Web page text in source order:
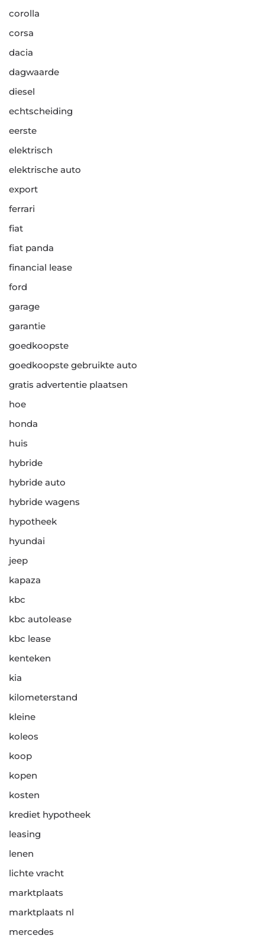
corolla
corsa
dacia
dagwaarde
diesel
echtscheiding
eerste
elektrisch
elektrische auto
export
ferrari
fiat
fiat panda
financial lease
ford
garage
garantie
goedkoopste
goedkoopste gebruikte auto
gratis advertentie plaatsen
hoe
honda
huis
hybride
hybride auto
hybride wagens
hypotheek
hyundai
jeep
kapaza
kbc
kbc autolease
kbc lease
kenteken
kia
kilometerstand
kleine
koleos
koop
kopen
kosten
krediet hypotheek
leasing
lenen
lichte vracht
marktplaats
marktplaats nl
mercedes